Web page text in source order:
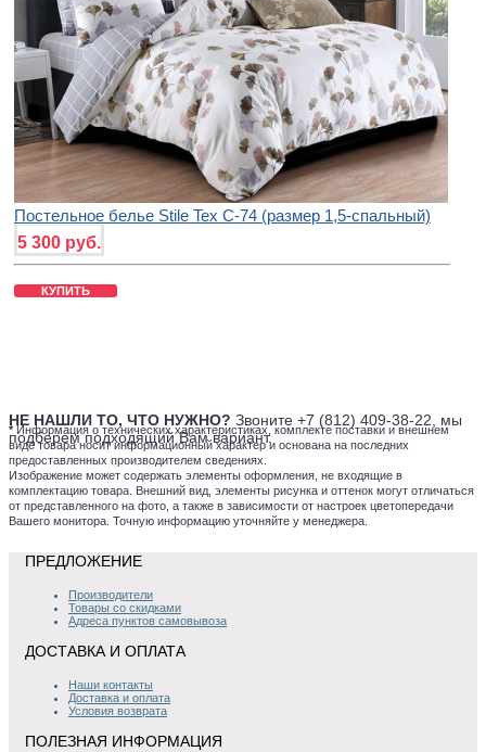
Постельное белье Stile Tex C-74 (размер 1,5-спальный)
5 300 руб.
КУПИТЬ
НЕ НАШЛИ ТО, ЧТО НУЖНО? Звоните +7 (812) 409-38-22, мы
подберем подходящий Вам вариант.
* Информация о технических характеристиках, комплекте поставки и внешнем
виде товара носит информационный характер и основана на последних
предоставленных производителем сведениях.
Изображение может содержать элементы оформления, не входящие в
комплектацию товара. Внешний вид, элементы рисунка и оттенок могут отличаться
от представленного на фото, а также в зависимости от настроек цветопередачи
Вашего монитора. Точную информацию уточняйте у менеджера.
ПРЕДЛОЖЕНИЕ
Производители
Товары со скидками
Адреса пунктов самовывоза
ДОСТАВКА И ОПЛАТА
Наши контакты
Доставка и оплата
Условия возврата
ПОЛЕЗНАЯ ИНФОРМАЦИЯ